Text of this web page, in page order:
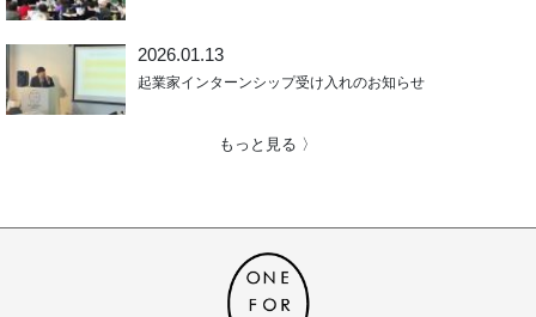
2026.01.13
起業家インターンシップ受け入れのお知らせ
もっと見る 〉